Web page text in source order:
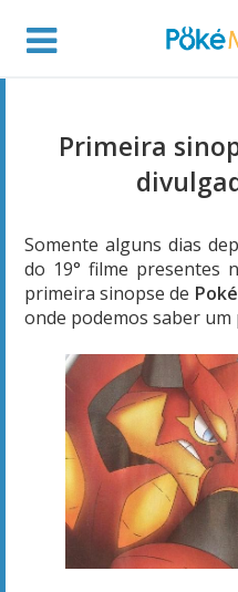
Primeira
Somente alguns dias
do 19° filme presentes
primeira sinopse de
onde podemos saber